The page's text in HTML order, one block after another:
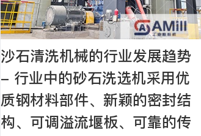
沙石清洗机械的行业发展趋势
- 行业中的砂石洗选机采用优
质钢材料部件、新颖的密封结
构、可调溢流堰板、可靠的传